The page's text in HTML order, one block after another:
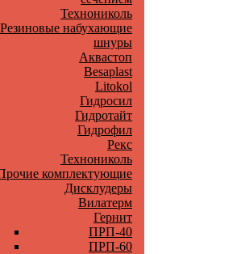
Технониколь
Резиновые набухающие
шнуры
Аквастоп
Besaplast
Litokol
Гидросил
Гидротайт
Гидрофил
Рекс
Технониколь
комплектующие
Дисклудеры
Вилатерм
Гернит
ПРП-40
ПРП-60